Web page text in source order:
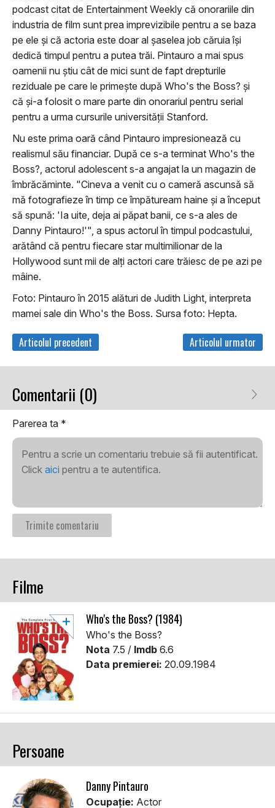
podcast citat de Entertainment Weekly că onorariile din
industria de film sunt prea imprevizibile pentru a se baza
pe ele şi că actoria este doar al şaselea job căruia îşi
dedică timpul pentru a putea trăi. Pintauro a mai spus
oamenii nu ştiu cât de mici sunt de fapt drepturile
reziduale pe care le primeşte după Who's the Boss? şi
că şi-a folosit o mare parte din onorariul pentru serial
pentru a urma cursurile universităţii Stanford.
Nu este prima oară când Pintauro impresionează cu
realismul său financiar. După ce s-a terminat Who's the
Boss?, actorul adolescent s-a angajat la un magazin de
îmbrăcăminte. "Cineva a venit cu o cameră ascunsă să
mă fotografieze în timp ce împătuream haine şi a început
să spună: 'Ia uite, deja ai păpat banii, ce s-a ales de
Danny Pintauro!'", a spus actorul în timpul podcastului,
arătând că pentru fiecare star multimilionar de la
Hollywood sunt mii de alţi actori care trăiesc de pe azi pe
mâine.
Foto: Pintauro în 2015 alături de Judith Light, interpreta
mamei sale din Who's the Boss. Sursa foto: Hepta.
Articolul precedent Articolul urmator
Comentarii (0)
Parerea ta *
Pentru a scrie un comentariu trebuie să fii autentificat.
Click aici pentru a te autentifica.
Filme
Who's the Boss? (1984)
Who's the Boss?
Nota 7.5 / Imdb 6.6
Data premierei: 20.09.1984
Persoane
Danny Pintauro
Ocupație: Actor